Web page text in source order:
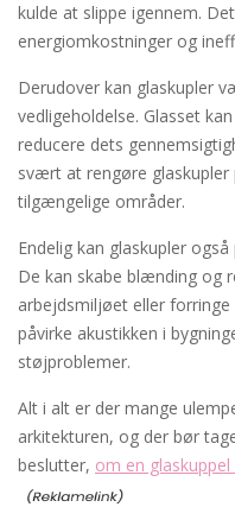
kulde at slippe igennem.
energiomkostninger og
Derudover kan glaskupler
vedligeholdelse. Glasset
reducere dets
svært at rengøre
tilgængelige områder.
Endelig kan glaskupler
De kan skabe blænding og
arbejdsmiljøet eller forringe
påvirke akustikken i
støjproblemer.
Alt i alt er der mange
arkitekturen, og der bør
beslutter, om en